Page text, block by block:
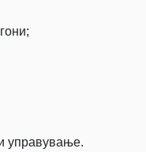
управување.